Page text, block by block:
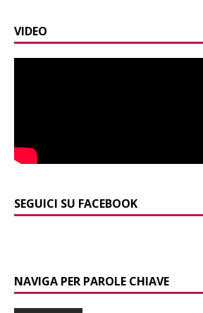
VIDEO
SEGUICI SU FACEBOOK
NAVIGA PER PAROLE CHIAVE